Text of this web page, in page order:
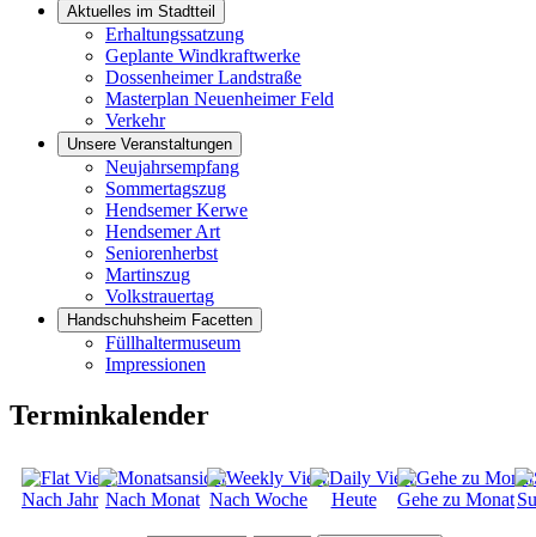
Aktuelles im Stadtteil
Erhaltungssatzung
Geplante Windkraftwerke
Dossenheimer Landstraße
Masterplan Neuenheimer Feld
Verkehr
Unsere Veranstaltungen
Neujahrsempfang
Sommertagszug
Hendsemer Kerwe
Hendsemer Art
Seniorenherbst
Martinszug
Volkstrauertag
Handschuhsheim Facetten
Füllhaltermuseum
Impressionen
Terminkalender
Nach Jahr Nach Monat Nach Woche Heute Gehe zu Monat